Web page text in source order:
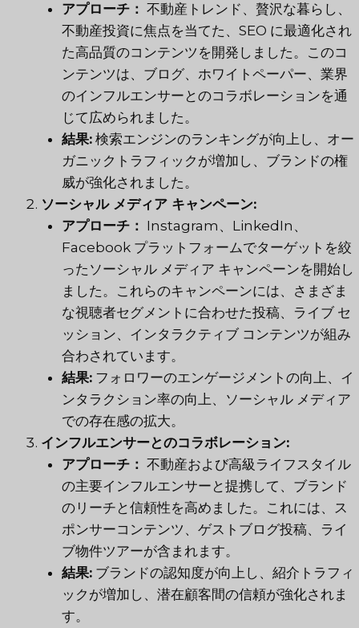
アプローチ： 不動産トレンド、贅沢な暮らし、
不動産投資に焦点を当てた、SEO に最適化され
た高品質のコンテンツを開発しました。このコ
ンテンツは、ブログ、ホワイトペーパー、業界
のインフルエンサーとのコラボレーションを通
じて広められました。
結果:検索エンジンのランキングが向上し、オー
ガニックトラフィックが増加し、ブランドの権
威が強化されました。
ソーシャル メディア キャンペーン:
アプローチ： Instagram、LinkedIn、
Facebook プラットフォームでターゲットを絞
ったソーシャル メディア キャンペーンを開始し
ました。これらのキャンペーンには、さまざま
な視聴者セグメントに合わせた投稿、ライブ セ
ッション、インタラクティブ コンテンツが組み
合わされています。
結果:フォロワーのエンゲージメントの向上、イ
ンタラクション率の向上、ソーシャル メディア
での存在感の拡大。
インフルエンサーとのコラボレーション:
アプローチ： 不動産および高級ライフスタイル
の主要インフルエンサーと提携して、ブランド
のリーチと信頼性を高めました。これには、ス
ポンサーコンテンツ、ゲストブログ投稿、ライ
ブ物件ツアーが含まれます。
結果:ブランドの認知度が向上し、紹介トラフィ
ックが増加し、潜在顧客間の信頼が強化されま
す。